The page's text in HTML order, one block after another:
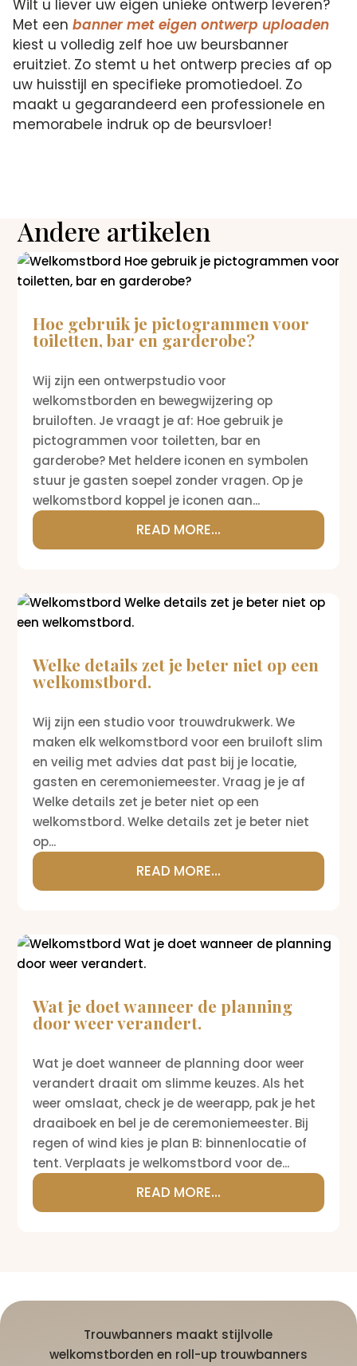
Wilt u liever uw eigen unieke ontwerp leveren?
Met eenbanner met eigen ontwerp uploaden
kiest u volledig zelf hoe uw beursbanner
eruitziet. Zo stemt u het ontwerp precies af op
uw huisstijl en specifieke promotiedoel. Zo
maakt u gegarandeerd een professionele en
memorabele indruk op de beursvloer!
Andere artikelen
Hoe gebruik je pictogrammen voor
toiletten, bar en garderobe?
Wij zijn een ontwerpstudio voor
welkomstborden en bewegwijzering op
bruiloften. Je vraagt je af: Hoe gebruik je
pictogrammen voor toiletten, bar en
garderobe? Met heldere iconen en symbolen
stuur je gasten soepel zonder vragen. Op je
welkomstbord koppel je iconen aan...
READ MORE...
Welke details zet je beter niet op een
welkomstbord.
Wij zijn een studio voor trouwdrukwerk. We
maken elk welkomstbord voor een bruiloft slim
en veilig met advies dat past bij je locatie,
gasten en ceremoniemeester. Vraag je je af
Welke details zet je beter niet op een
welkomstbord. Welke details zet je beter niet
op...
READ MORE...
Wat je doet wanneer de planning
door weer verandert.
Wat je doet wanneer de planning door weer
verandert draait om slimme keuzes. Als het
weer omslaat, check je de weerapp, pak je het
draaiboek en bel je de ceremoniemeester. Bij
regen of wind kies je plan B: binnenlocatie of
tent. Verplaats je welkomstbord voor de...
READ MORE...
Trouwbanners maakt stijlvolle
welkomstborden en roll-up trouwbanners